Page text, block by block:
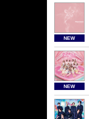
NEW
NEW